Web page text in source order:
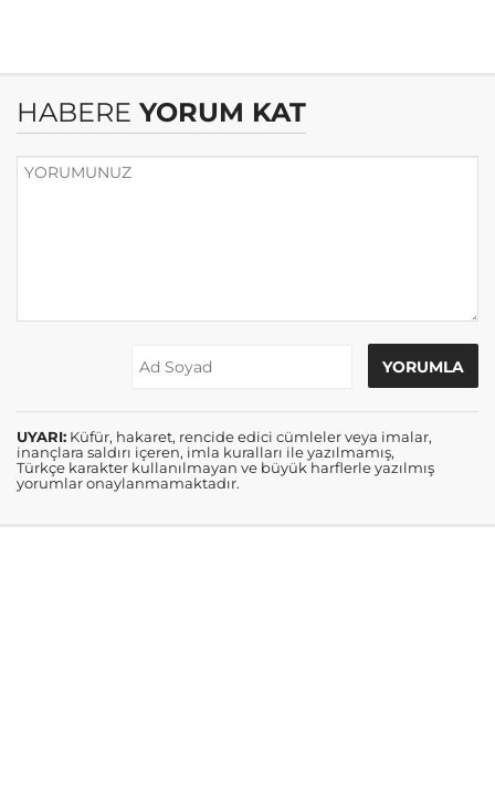
HABERE YORUM KAT
UYARI: Küfür, hakaret, rencide edici cümleler veya imalar,
inançlara saldırı içeren, imla kuralları ile yazılmamış,
Türkçe karakter kullanılmayan ve büyük harflerle yazılmış
yorumlar onaylanmamaktadır.